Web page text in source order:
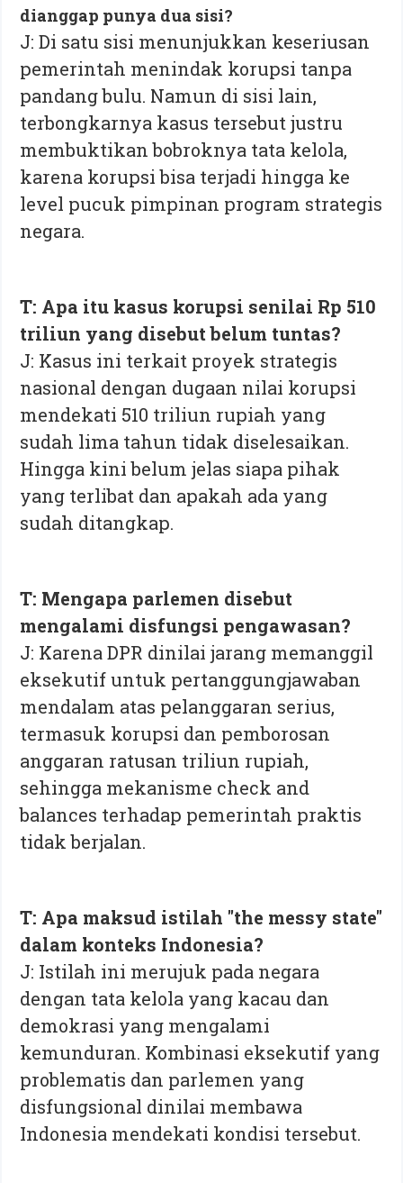
dianggap punya dua sisi?
J: Di satu sisi menunjukkan keseriusan
pemerintah menindak korupsi tanpa
pandang bulu. Namun di sisi lain,
terbongkarnya kasus tersebut justru
membuktikan bobroknya tata kelola,
karena korupsi bisa terjadi hingga ke
level pucuk pimpinan program strategis
negara.
T: Apa itu kasus korupsi senilai Rp 510
triliun yang disebut belum tuntas?
J: Kasus ini terkait proyek strategis
nasional dengan dugaan nilai korupsi
mendekati 510 triliun rupiah yang
sudah lima tahun tidak diselesaikan.
Hingga kini belum jelas siapa pihak
yang terlibat dan apakah ada yang
sudah ditangkap.
T: Mengapa parlemen disebut
mengalami disfungsi pengawasan?
J: Karena DPR dinilai jarang memanggil
eksekutif untuk pertanggungjawaban
mendalam atas pelanggaran serius,
termasuk korupsi dan pemborosan
anggaran ratusan triliun rupiah,
sehingga mekanisme check and
balances terhadap pemerintah praktis
tidak berjalan.
T: Apa maksud istilah "the messy state"
dalam konteks Indonesia?
J: Istilah ini merujuk pada negara
dengan tata kelola yang kacau dan
demokrasi yang mengalami
kemunduran. Kombinasi eksekutif yang
problematis dan parlemen yang
disfungsional dinilai membawa
Indonesia mendekati kondisi tersebut.